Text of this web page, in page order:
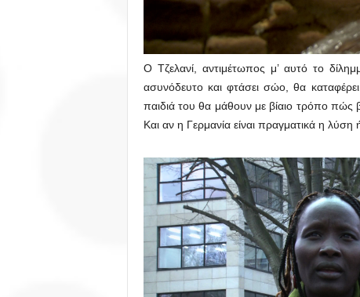
Ο Τζελανί, αντιμέτωπος μ’ αυτό το
ασυνόδευτο και φτάσει σώο, θα
παιδιά του θα μάθουν με βίαιο τρόπο πώς
Και αν η Γερμανία είναι πραγματικά η λύση